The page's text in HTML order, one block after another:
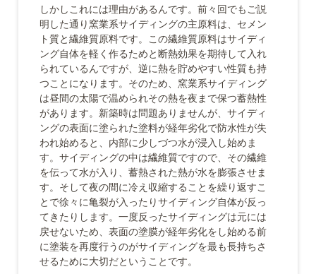
しかしこれには理由があるんです。前々回でもご説
明した通り窯業系サイディングの主原料は、セメン
ト質と繊維質原料です。この繊維質原料はサイディ
ング自体を軽く作るためと断熱効果を期待して入れ
られているんですが、逆に熱を貯めやすい性質も持
つことになります。そのため、窯業系サイディング
は昼間の太陽で温められその熱を夜まで保つ蓄熱性
があります。新築時は問題ありませんが、サイディ
ングの表面に塗られた塗料が経年劣化で防水性が失
われ始めると、内部に少しづつ水が浸入し始めま
す。サイディングの中は繊維質ですので、その繊維
を伝って水が入り、蓄熱された熱が水を膨張させま
す。そして夜の間に冷え収縮することを繰り返すこ
とで徐々に亀裂が入ったりサイディング自体が反っ
てきたりします。一度反ったサイディングは元には
戻せないため、表面の塗膜が経年劣化をし始める前
に塗装を再度行うのがサイディングを最も長持ちさ
せるために大切だということです。